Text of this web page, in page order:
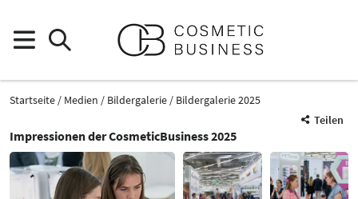
Startseite Medien Bildergalerie
Bildergalerie 2025
Teilen
Impressionen der CosmeticBusiness 2025